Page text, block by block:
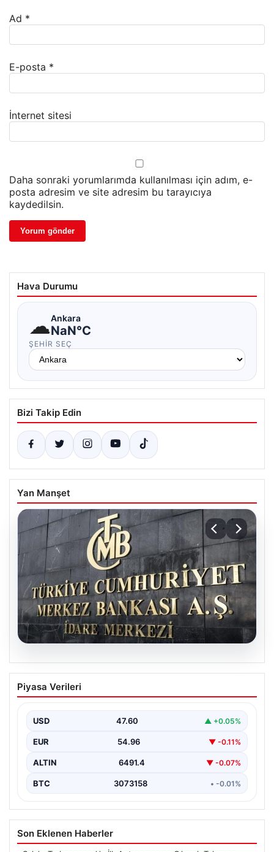
Ad *
E-posta *
İnternet sitesi
Daha sonraki yorumlarımda kullanılması için adım, e-
posta adresim ve site adresim bu tarayıcıya
kaydedilsin.
Hava Durumu
☁Ankara
NaN°C
ŞEHIR SEÇ
Bizi Takip Edin
Yan Manşet
05.08.2026
Merkez Bankası faiz kararı ne zaman?
Ekonomistlerin nisan ayı faiz beklentisi
Piyasa Verileri
USD 47.60 ▲ +0.05%
EUR 54.96 ▼ -0.11%
ALTIN 6491.4 ▼ -0.07%
BTC 3073158 • -0.01%
Son Eklenen Haberler